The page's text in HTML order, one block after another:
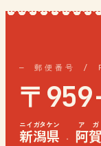
— 郵便番号 /
〒
新潟県
ニイガタケン
· 阿
ア